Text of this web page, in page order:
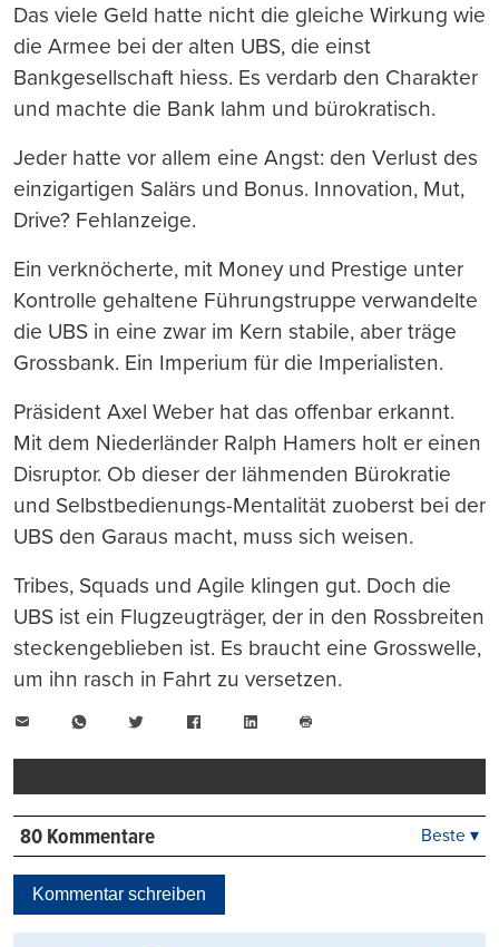
Das viele Geld hatte nicht die gleiche Wirkung wie
die Armee bei der alten UBS, die einst
Bankgesellschaft hiess. Es verdarb den Charakter
und machte die Bank lahm und bürokratisch.
Jeder hatte vor allem eine Angst: den Verlust des
einzigartigen Salärs und Bonus. Innovation, Mut,
Drive? Fehlanzeige.
Ein verknöcherte, mit Money und Prestige unter
Kontrolle gehaltene Führungstruppe verwandelte
die UBS in eine zwar im Kern stabile, aber träge
Grossbank. Ein Imperium für die Imperialisten.
Präsident Axel Weber hat das offenbar erkannt.
Mit dem Niederländer Ralph Hamers holt er einen
Disruptor. Ob dieser der lähmenden Bürokratie
und Selbstbedienungs-Mentalität zuoberst bei der
UBS den Garaus macht, muss sich weisen.
Tribes, Squads und Agile klingen gut. Doch die
UBS ist ein Flugzeugträger, der in den Rossbreiten
steckengeblieben ist. Es braucht eine Grosswelle,
um ihn rasch in Fahrt zu versetzen.
WhatsAppTwitter FacebookLinkedIn
drucken
80 Kommentare
Kontrovers
Beste ▾
Kommentar schreiben